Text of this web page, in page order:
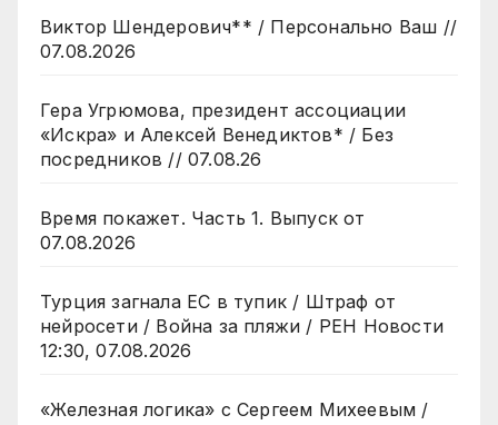
Виктор Шендерович** / Персонально Ваш //
07.08.2026
Гера Угрюмова, президент ассоциации
«Искра» и Алексей Венедиктов* / Без
посредников // 07.08.26
Время покажет. Часть 1. Выпуск от
07.08.2026
Турция загнала ЕС в тупик / Штраф от
нейросети / Война за пляжи / РЕН Новости
12:30, 07.08.2026
«Железная логика» с Сергеем Михеевым /